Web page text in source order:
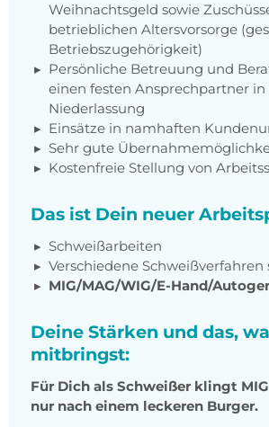
Weihnachtsgeld sowie
betrieblichen Altersvorsorge
Betriebszugehörigkeit)
Persönliche Betreuung und
einen festen Ansprechpartner in
Niederlassung
Einsätze in namhaften
Sehr gute
Kostenfreie Stellung von
Das ist Dein neuer
Schweißarbeiten
Verschiedene
MIG/MAG/WIG/E-Hand/
Deine Stärken und das,
mitbringst:
Für Dich als Schweißer klingt
nur nach einem leckeren Burger.